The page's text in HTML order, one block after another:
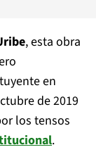
, esta obra
en
de 2019
los tensos
.